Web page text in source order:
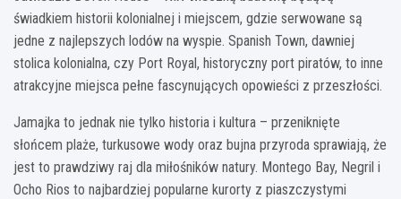
świadkiem historii kolonialnej i miejscem, gdzie serwowane są
jedne z najlepszych lodów na wyspie. Spanish Town, dawniej
stolica kolonialna, czy Port Royal, historyczny port piratów, to inne
atrakcyjne miejsca pełne fascynujących opowieści z przeszłości.
Jamajka to jednak nie tylko historia i kultura – przeniknięte
słońcem plaże, turkusowe wody oraz bujna przyroda sprawiają, że
jest to prawdziwy raj dla miłośników natury. Montego Bay, Negril i
Ocho Rios to najbardziej popularne kurorty z piaszczystymi